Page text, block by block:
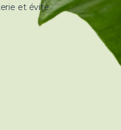
et évite